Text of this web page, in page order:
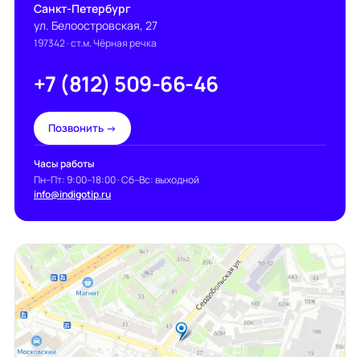
Санкт-Петербург
ул. Белоостровская, 27
197342· ст.м. Чёрная речка
+7 (812) 509-66-46
Позвонить →
Часы работы
Пн–Пт: 9:00–18:00 · Сб–Вс: выходной
info@indigotip.ru